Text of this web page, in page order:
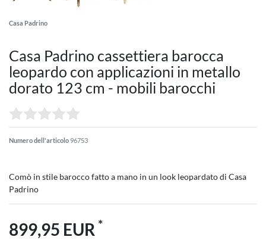
Casa Padrino
Casa Padrino cassettiera barocca
leopardo con applicazioni in metallo
dorato 123 cm - mobili barocchi
Numero dell'articolo 96753
Comò in stile barocco fatto a mano in un look leopardato di Casa
Padrino
899,95 EUR *